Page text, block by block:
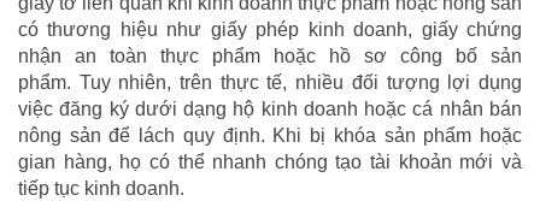
có thương hiệu như giấy phép kinh doanh, giấy chứng
nhận an toàn thực phẩm hoặc hồ sơ công bố sản
phẩm. Tuy nhiên, trên thực tế, nhiều đối tượng lợi dụng
việc đăng ký dưới dạng hộ kinh doanh hoặc cá nhân bán
nông sản để lách quy định. Khi bị khóa sản phẩm hoặc
gian hàng, họ có thể nhanh chóng tạo tài khoản mới và
tiếp tục kinh doanh.